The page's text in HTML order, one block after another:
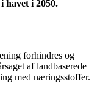
havet i 2050.
forhindres og
af landbaserede
med næringsstoffer.